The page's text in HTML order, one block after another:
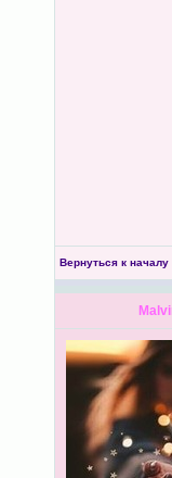
Вернуться к началу